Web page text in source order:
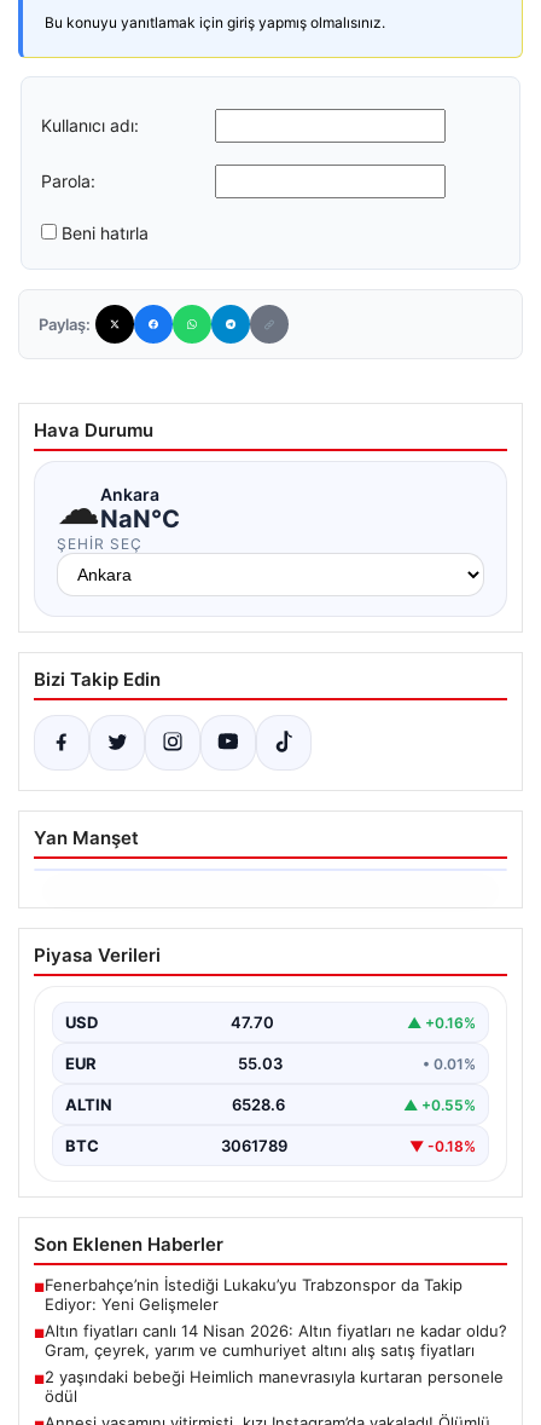
Bu konuyu yanıtlamak için giriş yapmış olmalısınız.
Kullanıcı adı:
Parola:
Beni hatırla
Paylaş:
Hava Durumu
☁Ankara
NaN°C
ŞEHIR SEÇ
Bizi Takip Edin
Yan Manşet
06.08.2026
Altın fiyatları canlı 14 Nisan 2026: Altın
fiyatları ne kadar oldu? Gram, çeyrek,
fiyatları
Piyasa Verileri
USD 47.70 ▲ +0.16%
EUR 55.03 • 0.01%
ALTIN 6528.6 ▲ +0.55%
BTC 3061789 ▼ -0.18%
Son Eklenen Haberler
■Fenerbahçe’nin İstediği Lukaku’yu Trabzonspor da Takip
Ediyor: Yeni Gelişmeler
■Altın fiyatları canlı 14 Nisan 2026: Altın fiyatları ne kadar oldu?
Gram, çeyrek, yarım ve cumhuriyet altını alış satış fiyatları
■2 yaşındaki bebeği Heimlich manevrasıyla kurtaran personele
ödül